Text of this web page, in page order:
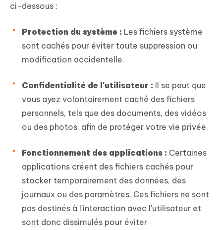
ci-dessous :
Protection du système : Les fichiers système
sont cachés pour éviter toute suppression ou
modification accidentelle.
Confidentialité de l'utilisateur : Il se peut que
vous ayez volontairement caché des fichiers
personnels, tels que des documents, des vidéos
ou des photos, afin de protéger votre vie privée.
Fonctionnement des applications : Certaines
applications créent des fichiers cachés pour
stocker temporairement des données, des
journaux ou des paramètres. Ces fichiers ne sont
pas destinés à l'interaction avec l'utilisateur et
sont donc dissimulés pour éviter